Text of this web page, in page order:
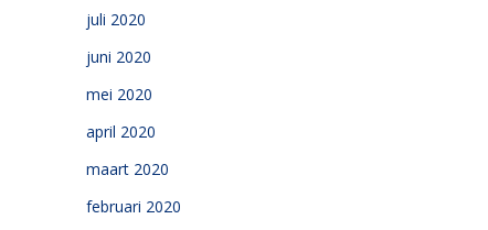
juli 2020
juni 2020
mei 2020
april 2020
maart 2020
februari 2020